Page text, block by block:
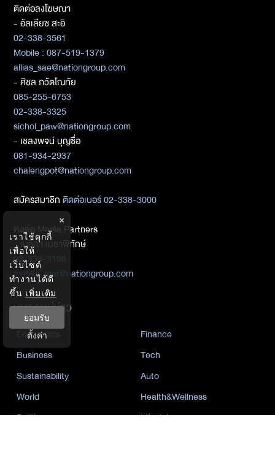
ติดต่อลงโฆษณา
- อัลเลียซ สะอิ
02-338-3561
Mobile : 087-519-1379
allias_sae@nationgroup.com
- ศิชล ภวัตโณทัย
085-255-6753
02-338-3325
sichol_paw@nationgroup.com
- เชลงพจน์ บุญซื่อ
081-934-2937
chalengpot@nationgroup.com
สมัครสมาชิกติดต่อเบอร์ 02-338-3000
ติดต่อ Media Partners
- เมธิกา เมธาพิทักษ์
02-338-3198
metika_met@nationgroup.com
หมวดหมู่ข่าว
Economics
Finance
Business
Tech
Sustainability
Auto
World
Health&Wellness
Politics
Lifestyle
×
เราใช้คุกกี้
เพื่อให้
เว็บไซต์
ทำงานได้ดี
ขึ้น เพิ่มเติม
ยอมรับ
ตั้งค่า